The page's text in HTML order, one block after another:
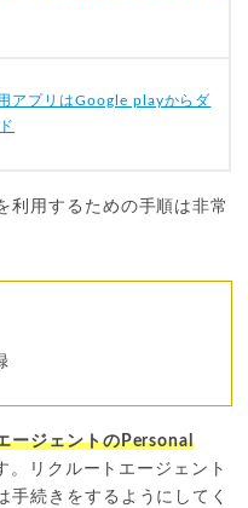
アプリはGoogle playからダ
利用するための手順は非常
ージェントのPersonal
。リクルートエージェント
続きをするようにしてく